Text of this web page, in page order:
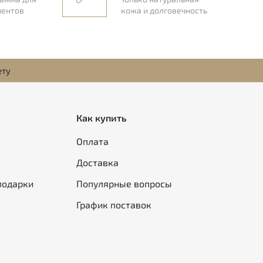
кожа и долговечность
Как купить
Оплата
Доставка
Популярные вопросы
График поставок